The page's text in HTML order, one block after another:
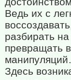
Ведь их с
разбирать
превращать
Здесь